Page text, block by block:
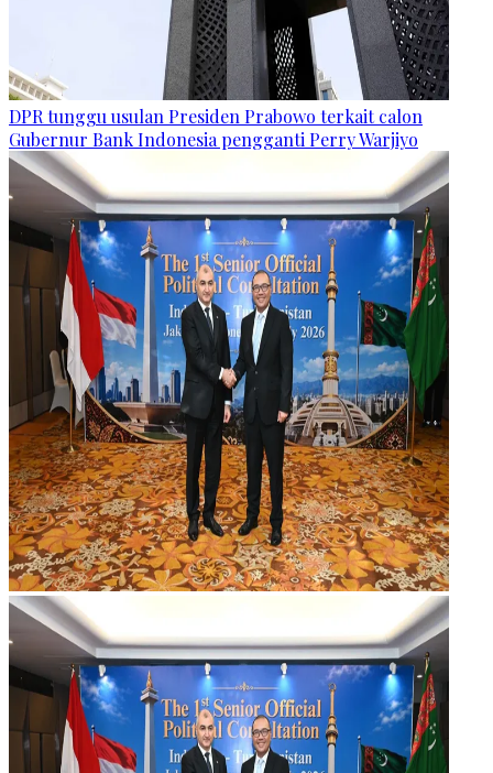
DPR tunggu usulan Presiden Prabowo terkait calon
Gubernur Bank Indonesia pengganti Perry Warjiyo